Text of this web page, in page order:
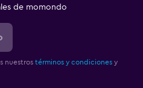
de momondo
nuestros términos y condiciones y